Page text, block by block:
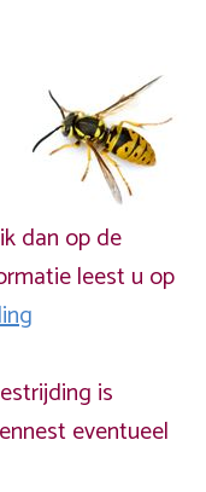
dan op de
leest u op
is
eventueel